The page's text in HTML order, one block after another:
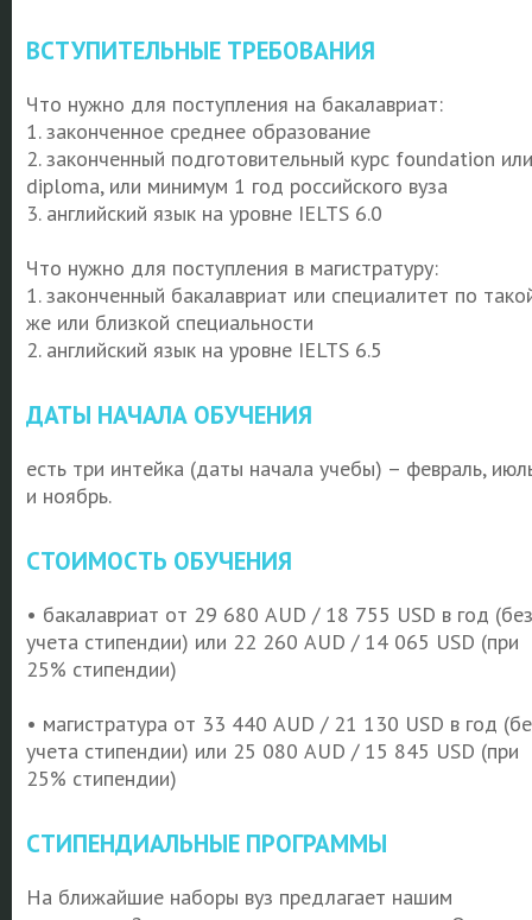
ВСТУПИТЕЛЬНЫЕ ТРЕБОВАНИЯ
Что нужно для поступления на бакалавриат:
1. законченное среднее образование
2. законченный подготовительный курс foundation или
diploma, или минимум 1 год российского вуза
3. английский язык на уровне IELTS 6.0
Что нужно для поступления в магистратуру:
1. законченный бакалавриат или специалитет по
же или близкой специальности
2. английский язык на уровне IELTS 6.5
ДАТЫ НАЧАЛА ОБУЧЕНИЯ
есть три интейка (даты начала учебы) – февраль,
и ноябрь.
СТОИМОСТЬ ОБУЧЕНИЯ
• бакалавриат от 29 680 AUD / 18 755 USD в год (без
учета стипендии) или 22 260 AUD / 14 065 USD (при
25% стипендии)
• магистратура от 33 440 AUD / 21 130 USD в год
учета стипендии) или 25 080 AUD / 15 845 USD (при
25% стипендии)
СТИПЕНДИАЛЬНЫЕ ПРОГРАММЫ
На ближайшие наборы вуз предлагает нашим